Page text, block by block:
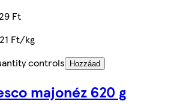
Ft
Ft/kg
controls
Hozzáad
majonéz 620 g